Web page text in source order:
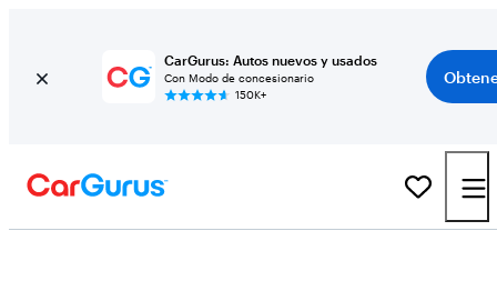
CarGurus: Autos nuevos y usados
Con Modo de concesionario
150K+